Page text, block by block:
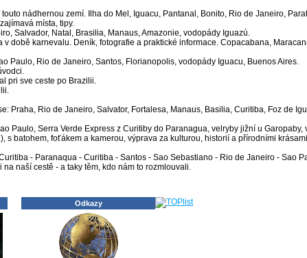
nádhernou zemí. Ilha do Mel, Iguacu, Pantanal, Bonito, Rio de Janeiro,
místa, tipy.
Salvador, Natal, Brasilia, Manaus, Amazonie, vodopády Iguazú.
v době karnevalu. Deník, fotografie a praktické informace. Copacabana,
Paulo, Rio de Janeiro, Santos, Florianopolis, vodopády Iguacu, Buenos Aires.
pri sve ceste po Brazilii.
Praha, Rio de Janeiro, Salvator, Fortalesa, Manaus, Basilia, Curitiba, Foz de
Paulo, Serra Verde Express z Curitiby do Paranagua, velryby jižní u
batohem, foťákem a kamerou, výprava za kulturou, historií a přírodními
- Paranaqua - Curitiba - Santos - Sao Sebastiano - Rio de Janeiro - Sao
naší cestě - a taky těm, kdo nám to rozmlouvali.
Odkazy